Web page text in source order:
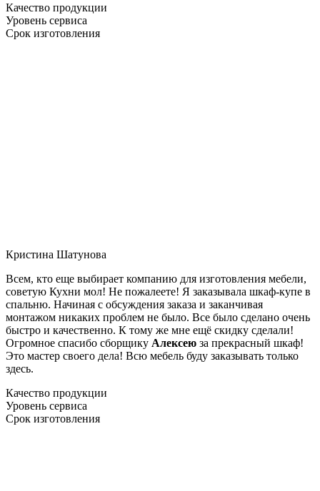
Качество продукции
Уровень сервиса
Срок изготовления
Кристина Шатунова
Всем, кто еще выбирает компанию для изготовления мебели,
советую Кухни мол! Не пожалеете! Я заказывала шкаф-купе в
спальню. Начиная с обсуждения заказа и заканчивая
монтажом никаких проблем не было. Все было сделано очень
быстро и качественно. К тому же мне ещё скидку сделали!
Огромное спасибо сборщику Алексею за прекрасный шкаф!
Это мастер своего дела! Всю мебель буду заказывать только
здесь.
Качество продукции
Уровень сервиса
Срок изготовления